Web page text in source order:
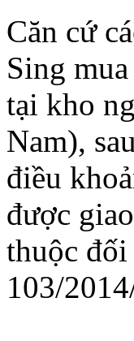
Căn cứ
Sing
tại kho
Nam),
điều
được
thuộc
103/